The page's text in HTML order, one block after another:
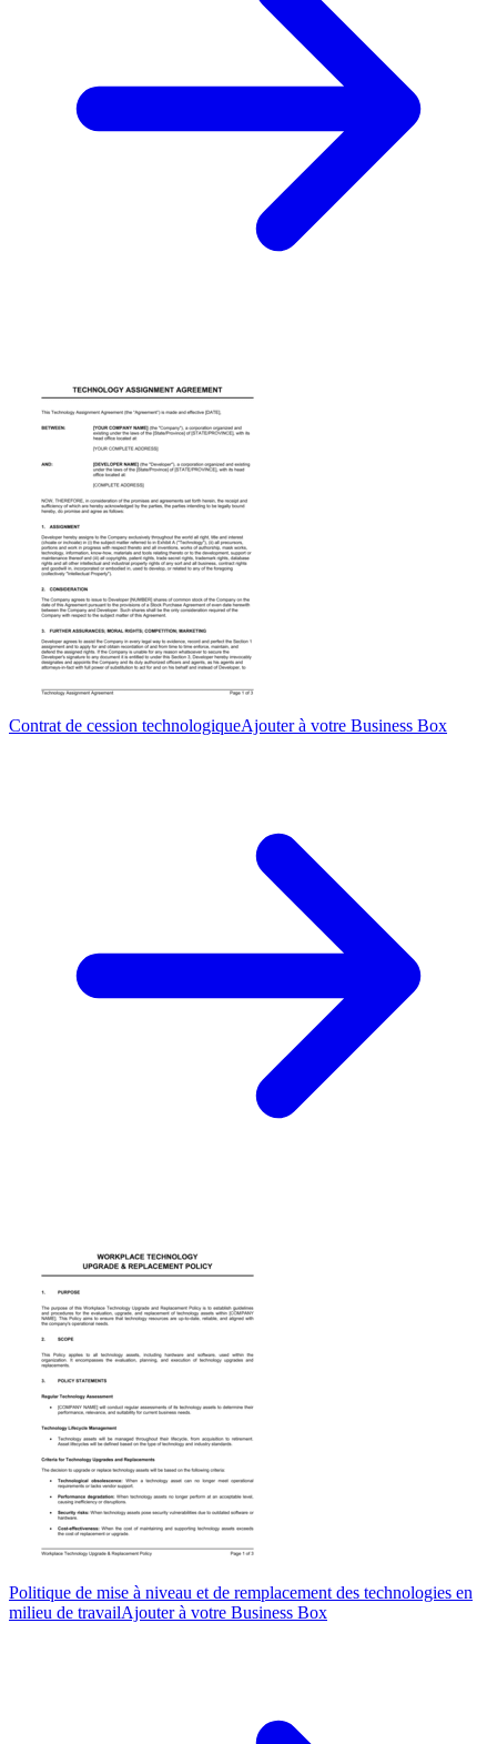
Contrat de cession technologiqueAjouter à votre Business Box
Politique de mise à niveau et de remplacement des technologies en
milieu de travailAjouter à votre Business Box